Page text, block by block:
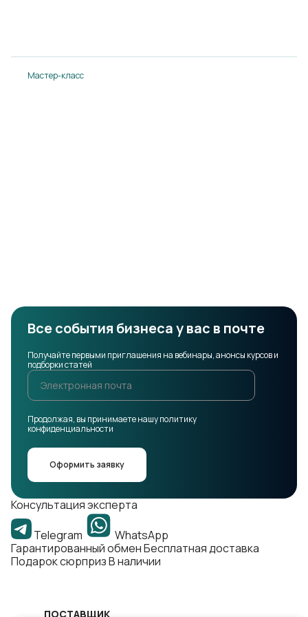
Мастер-класс
Все события бизнеса у вас в почте
Получайте первыми приглашения на вебинары, анонсы курсов и
подборки статей
Продолжая, вы принимаете нашу политику
конфиденциальности
Оформить заявку
Консультация эксперта
Telegram
WhatsApp
Гарантированный обменБесплатная доставка
Подарок сюрпризВ наличии
ПОСТАВЩИК